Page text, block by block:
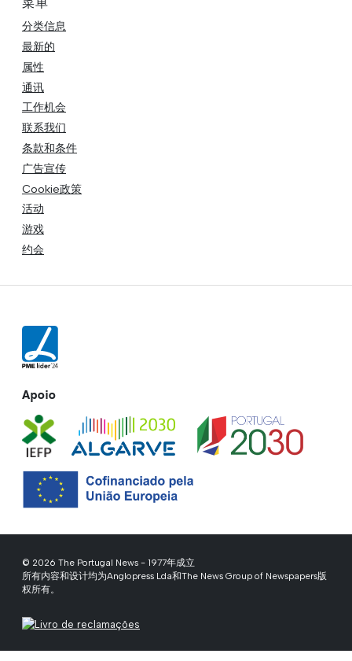
分类信息
最新的
属性
通讯
工作机会
联系我们
条款和条件
广告宣传
Cookie政策
活动
游戏
约会
Apoio
© 2026 The Portugal News - 1977年成立
所有内容和设计均为Anglopress Lda和The News Group of Newspapers版
权所有。